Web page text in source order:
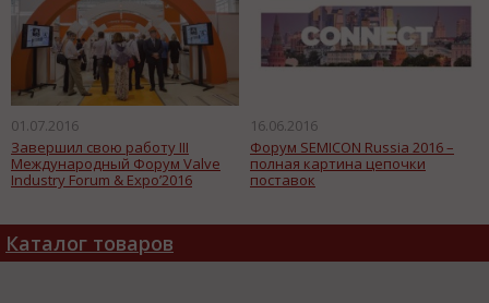
01.07.2016
Завершил свою работу III
Международный Форум Valve
Industry Forum & Expo’2016
16.06.2016
Форум SEMICON Russia 2016 –
полная картина цепочки
поставок
Каталог товаров